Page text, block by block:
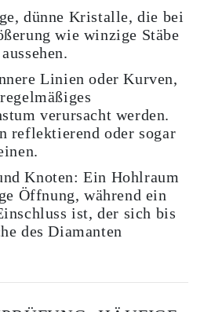
dünne Kristalle, die bei
wie winzige Stäbe
Linien oder Kurven,
verursacht werden.
reflektierend oder sogar
Knoten: Ein Hohlraum
Öffnung, während ein
ist, der sich bis
des Diamanten